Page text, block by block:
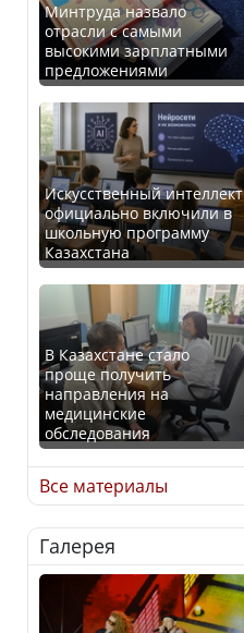
Минтруда назвало
отрасли с самыми
высокими зарплатными
предложениями
Искусственный интеллект
официально включили в
школьную программу
Казахстана
В Казахстане стало
проще получить
направления на
медицинские
обследования
Қазақстан Орталық Азия
елдері арасында әл-ауқат
индексінде көш бастады
Все материалы
Галерея